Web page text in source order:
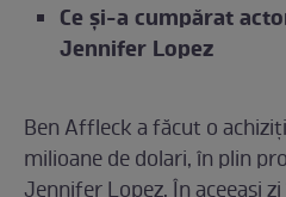
Ce și-a cumpărat
Jennifer Lopez
Ben Affleck a făcut o
milioane de dolari, în plin